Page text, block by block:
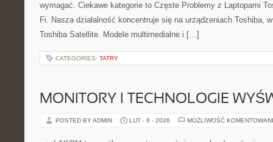
wymagać. Ciekawe kategorie to Częste Problemy z Laptopami
Fi. Nasza działalność koncentruje się na urządzeniach Toshiba,
Toshiba Satellite. Modele multimedialne i […]
CATEGORIES: TATRY
MONITORY I TECHNOLOGIE
POSTED BY ADMIN LUT - 6 - 2026 MOŻLIWOŚĆ